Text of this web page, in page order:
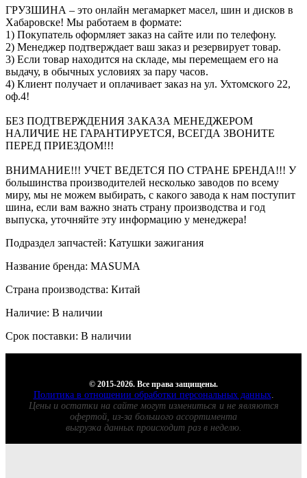
ГРУЗШИНА – это онлайн мегамаркет масел, шин и дисков в
Хабаровске! Мы работаем в формате:
1) Покупатель оформляет заказ на сайте или по телефону.
2) Менеджер подтверждает ваш заказ и резервирует товар.
3) Если товар находится на складе, мы перемещаем его на
выдачу, в обычных условиях за пару часов.
4) Клиент получает и оплачивает заказ на ул. Ухтомского 22,
оф.4!
БЕЗ ПОДТВЕРЖДЕНИЯ ЗАКАЗА МЕНЕДЖЕРОМ
НАЛИЧИЕ НЕ ГАРАНТИРУЕТСЯ, ВСЕГДА ЗВОНИТЕ
ПЕРЕД ПРИЕЗДОМ!!!
ВНИМАНИЕ!!! УЧЕТ ВЕДЕТСЯ ПО СТРАНЕ БРЕНДА!!! У
большинства производителей несколько заводов по всему
миру, мы не можем выбирать, с какого завода к нам поступит
шина, если вам важно знать страну производства и год
выпуска, уточняйте эту информацию у менеджера!
Подраздел запчастей: Катушки зажигания
Название бренда: MASUMA
Страна производства: Китай
Наличие: В наличии
Срок поставки: В наличии
© 2015-2026. Все права защищены.
Политика в отношении обработки персональных данных.
Цены и остатки на сайте могут измениться и не являются
офертой, из-за большого ассортимента
выгрузка данных происходит раз в неделю.